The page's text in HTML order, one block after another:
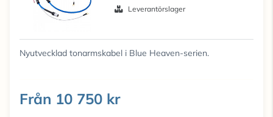
Leverantörslager
Nyutvecklad tonarmskabel i Blue Heaven-serien.
Från 10 750 kr